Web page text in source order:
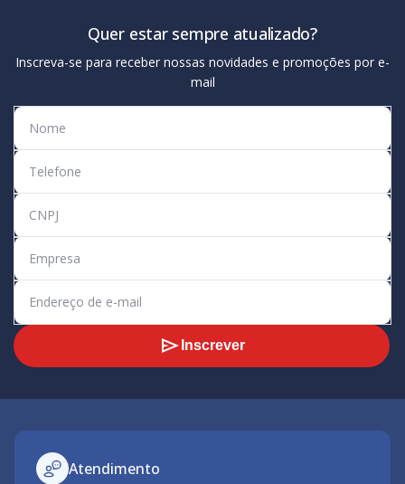
Quer estar sempre atualizado?
Inscreva-se para receber nossas novidades e promoções por e-
mail
Inscrever
Atendimento